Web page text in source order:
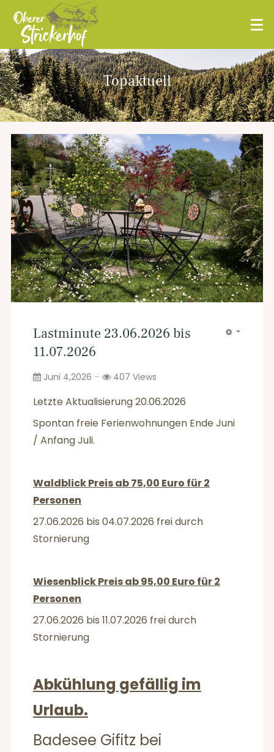
Topaktuell
Lastminute 23.06.2026 bis
11.07.2026
Juni 4,2026 407 Views
Letzte Aktualisierung 20.06.2026
Spontan freie Ferienwohnungen Ende Juni
/ Anfang Juli.
Waldblick Preis ab 75,00 Euro für 2
Personen
27.06.2026 bis 04.07.2026 frei durch
Stornierung
Wiesenblick Preis ab 95,00 Euro für 2
Personen
27.06.2026 bis 11.07.2026 frei durch
Stornierung
Abkühlung gefällig im
Urlaub.
Badesee Gifitz bei